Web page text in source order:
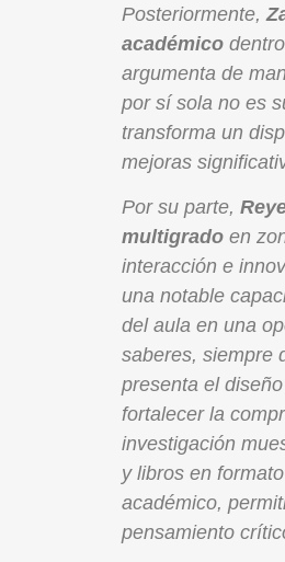
Posteriormente,
académicodentro
argumenta de
por sí sola no es
transforma un
mejoras
Por su parte,
multigradoen
interacción e
una notable
del aula en una
saberes, siempre
presenta el
fortalecer la
investigación
y libros en
académico,
pensamiento